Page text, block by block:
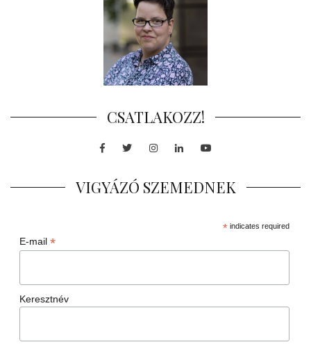
CSATLAKOZZ!
Facebook
TwitterInstagram
LinkedInYoutube
VIGYÁZÓ SZEMEDNEK
*indicates required
E-mail *
Keresztnév